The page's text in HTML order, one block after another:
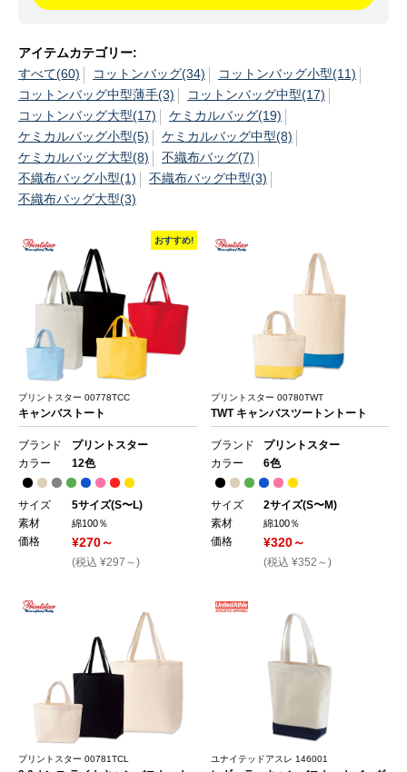
アイテムカテゴリー:
すべて(60)
コットンバッグ(34)
コットンバッグ小型(11)
コットンバッグ中型薄手(3)
コットンバッグ中型(17)
コットンバッグ大型(17)
ケミカルバッグ(19)
ケミカルバッグ小型(5)
ケミカルバッグ中型(8)
ケミカルバッグ大型(8)
不織布バッグ(7)
不織布バッグ小型(1)
不織布バッグ中型(3)
不織布バッグ大型(3)
おすすめ!
プリントスター 00778TCC
キャンバストート
ブランド
プリントスター
カラー
12色
サイズ
5サイズ(S〜L)
素材
綿100％
価格 ¥270～
(税込 ¥297～)
プリントスター 00780TWT
TWT キャンバスツートントート
ブランド
プリントスター
カラー
6色
サイズ
2サイズ(S〜M)
素材
綿100％
価格 ¥320～
(税込 ¥352～)
プリントスター 00781TCL ユナイテッドアスレ 146001